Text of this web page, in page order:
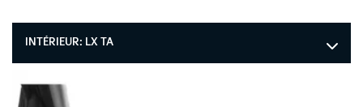
INTÉRIEUR: LX TA